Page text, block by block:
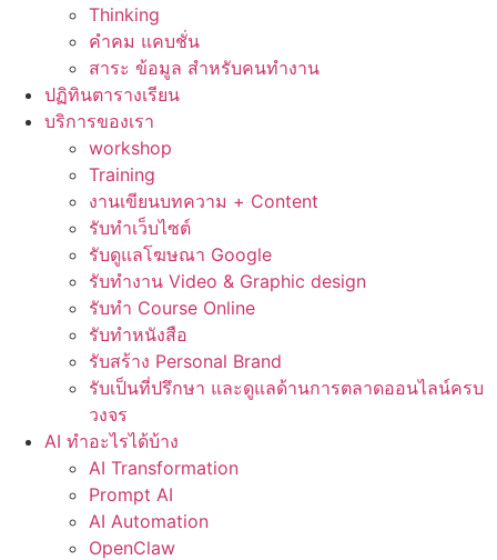
Thinking
คำคม แคบชั่น
สาระ ข้อมูล สำหรับคนทำงาน
ปฏิทินตารางเรียน
บริการของเรา
workshop
Training
งานเขียนบทความ + Content
รับทำเว็บไซต์
รับดูแลโฆษณา Google
รับทำงาน Video & Graphic design
รับทำ Course Online
รับทำหนังสือ
รับสร้าง Personal Brand
รับเป็นที่ปรึกษา และดูแลด้านการตลาดออนไลน์ครบ
วงจร
AI ทำอะไรได้บ้าง
AI Transformation
Prompt AI
AI Automation
OpenClaw